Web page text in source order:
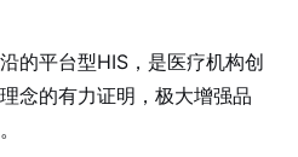
沿的平台型HIS，是医疗机构创
念的有力证明，极大增强品